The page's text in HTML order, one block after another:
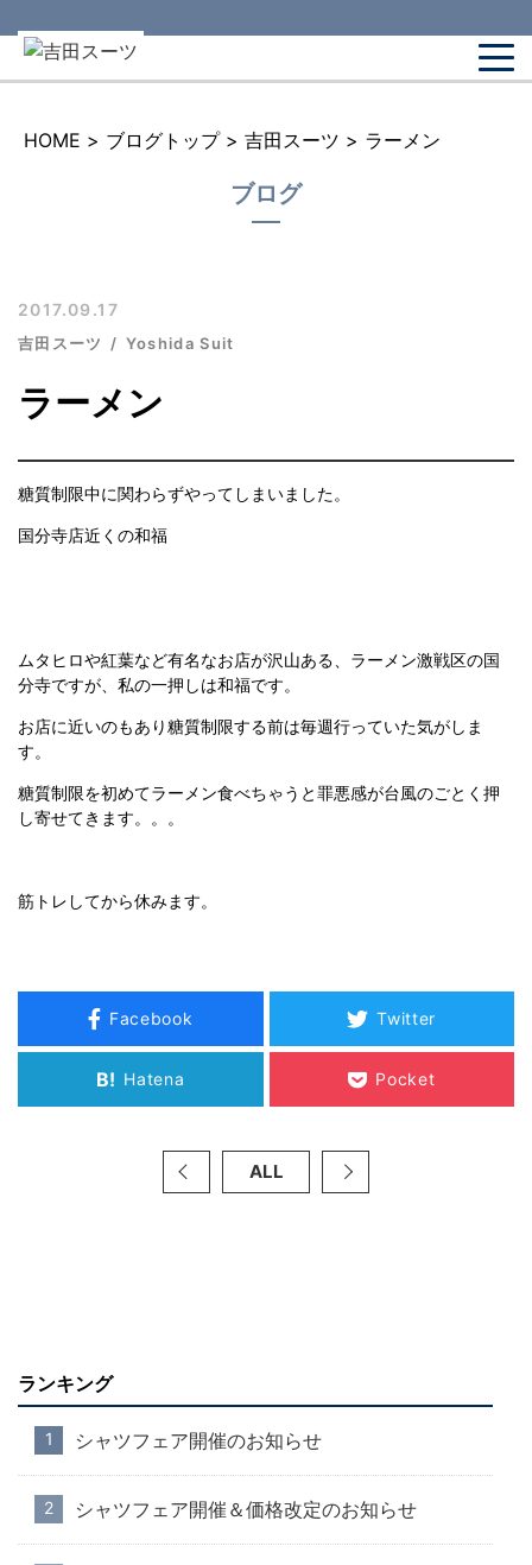
HOME > ブログトップ > 吉田スーツ > ラーメン
ブログ
2017.09.17
吉田スーツ Yoshida Suit
ラーメン
糖質制限中に関わらずやってしまいました。
国分寺店近くの和福
ムタヒロや紅葉など有名なお店が沢山ある、ラーメン激戦区の国
分寺ですが、私の一押しは和福です。
お店に近いのもあり糖質制限する前は毎週行っていた気がしま
す。
糖質制限を初めてラーメン食べちゃうと罪悪感が台風のごとく押
し寄せてきます。。。
筋トレしてから休みます。
Facebook Twitter
B! Hatena Pocket
ALL
ランキング
シャツフェア開催のお知らせ
シャツフェア開催＆価格改定のお知らせ